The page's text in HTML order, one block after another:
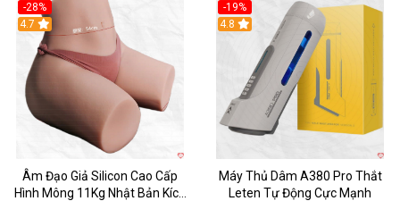
-28%
4.7
Âm Đạo Giả Silicon Cao Cấp
Hình Mông 11Kg Nhật Bản Kích
-19%
Hot
4.8
Máy Thủ Dâm A380 Pro Thắt
Leten Tự Động Cực Mạnh